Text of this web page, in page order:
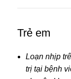
Trẻ em
Loạn nhịp
trị tại bệnh